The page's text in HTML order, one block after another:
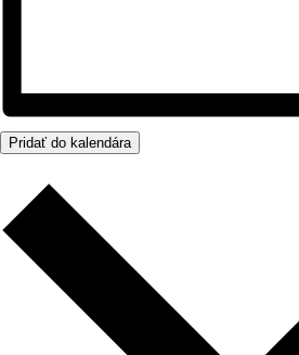
Pridať do kalendára